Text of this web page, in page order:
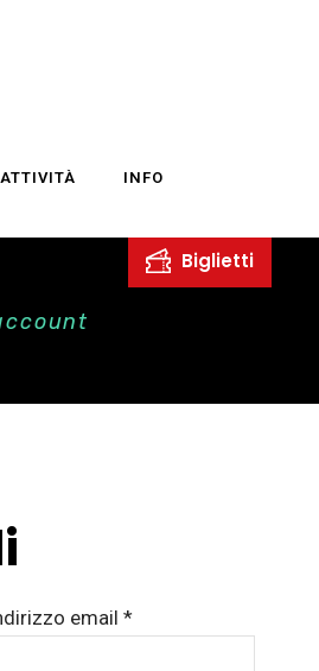
ATTIVITÀ INFO
email *Richiesto